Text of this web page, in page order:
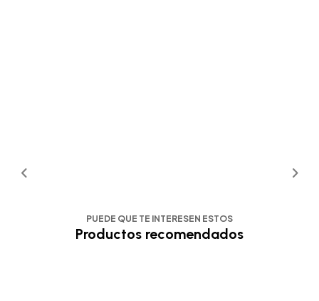
PUEDE QUE TE INTERESEN ESTOS
Productos recomendados